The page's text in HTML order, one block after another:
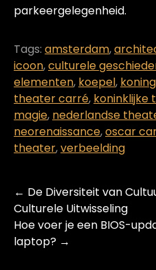
parkeergelegenheid.
Tags: amsterdam,
icoon,culturele
elementen, koepel,
theater carré, koninklijke
magie, nederlandse
neorenaissance,oscar
theater,verbeelding
Post
navigation
← De Diversiteit van
Culturele Uitwisseling
Hoe voer je een BIOS-
laptop? →